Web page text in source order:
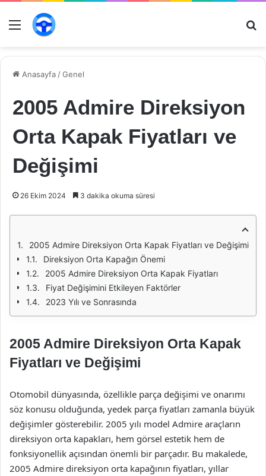
Menü
Anasayfa /Genel
2005 Admire Direksiyon
Orta Kapak Fiyatları ve
Değişimi
26 Ekim 2024 3 dakika okuma süresi
2005 Admire Direksiyon Orta Kapak Fiyatları ve Değişimi
Direksiyon Orta Kapağın Önemi
2005 Admire Direksiyon Orta Kapak Fiyatları
Fiyat Değişimini Etkileyen Faktörler
2023 Yılı ve Sonrasında
2005 Admire Direksiyon Orta Kapak
Fiyatları ve Değişimi
Otomobil dünyasında, özellikle parça değişimi ve onarımı
söz konusu olduğunda, yedek parça fiyatları zamanla büyük
değişimler gösterebilir. 2005 yılı model Admire araçların
direksiyon orta kapakları, hem görsel estetik hem de
fonksiyonellik açısından önemli bir parçadır. Bu makalede,
2005 Admire direksiyon orta kapağının fiyatları, yıllar